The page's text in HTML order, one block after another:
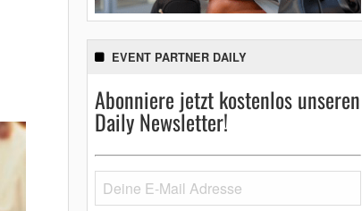
EVENT PARTNER DAILY
Abonniere jetzt kostenlos unseren
Daily Newsletter!